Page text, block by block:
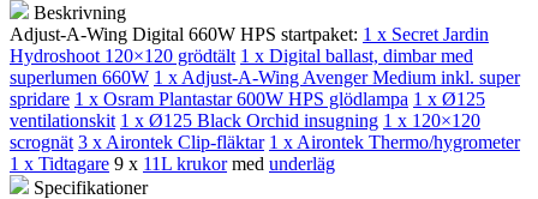
startpaket
mängd
Beskrivning
Adjust-A-Wing Digital 660W HPS startpaket: 1 x Secret Jardin
Hydroshoot 120×120 grödtält 1 x Digital ballast, dimbar med
superlumen 660W 1 x Adjust-A-Wing Avenger Medium inkl. super
spridare 1 x Osram Plantastar 600W HPS glödlampa 1 x Ø125
ventilationskit 1 x Ø125 Black Orchid insugning 1 x 120×120
scrognät 3 x Airontek Clip-fläktar 1 x Airontek Thermo/hygrometer
1 x Tidtagare 9 x 11L krukormed underläg
Specifikationer